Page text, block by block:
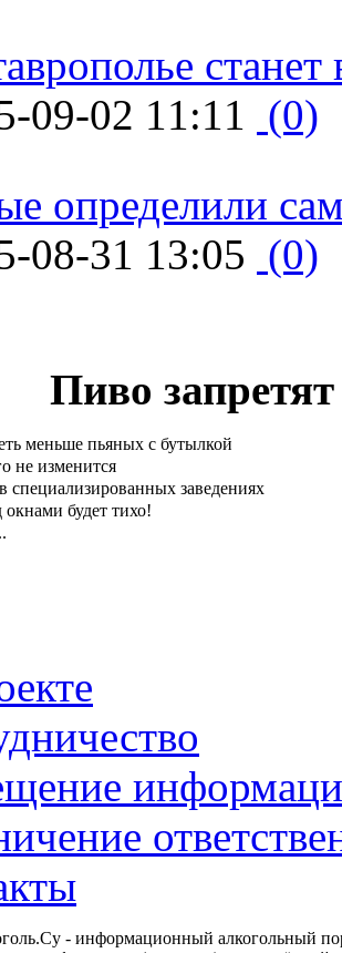
09-02 11:11 (0)
определили
08-31 13:05 (0)
Пиво
меньше пьяных с бутылкой
не изменится
специализированных заведениях
будет тихо!
- информационный алкогольный